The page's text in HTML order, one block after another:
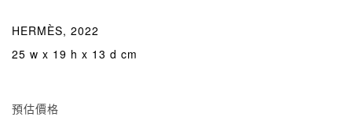
HERMÈS, 2022
25 w x 19 h x 13 d cm
預估價格